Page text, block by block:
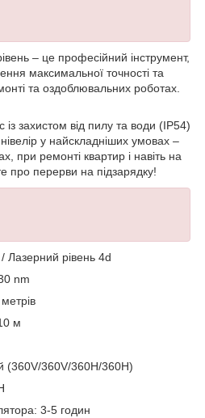
– це професійний інструмент,
максимальної точності та
та оздоблювальних роботах.
із захистом від пилу та води (IP54)
у найскладніших умовах –
при ремонті квартир і навіть на
про перерви на підзарядку!
Лазерний рівень 4d
nm
м
(360V/360V/360H/360H)
3-5 годин